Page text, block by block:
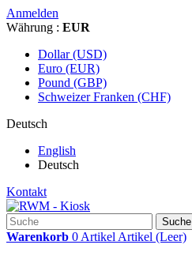
Anmelden
Währung : EUR
Dollar (USD)
Euro (EUR)
Pound (GBP)
Schweizer Franken (CHF)
Deutsch
English
Deutsch
Kontakt
Suche
Warenkorb 0 Artikel Artikel (Leer)